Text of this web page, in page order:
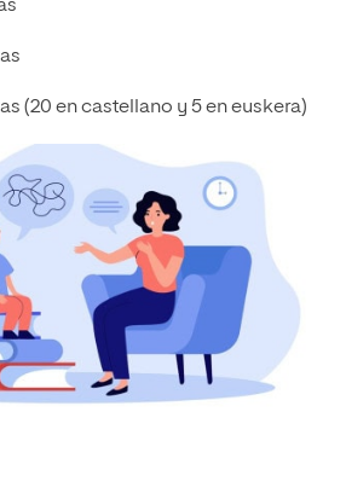
(20 en castellano y 5 en euskera)